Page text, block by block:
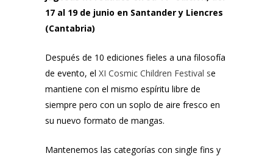
17 al 19 de junio en Santander y Liencres
(Cantabria)
Después de 10 ediciones fieles a una filosofía
de evento, el XI Cosmic Children Festival se
mantiene con el mismo espíritu libre de
siempre pero con un soplo de aire fresco en
su nuevo formato de mangas.
Mantenemos las categorías con single fins y